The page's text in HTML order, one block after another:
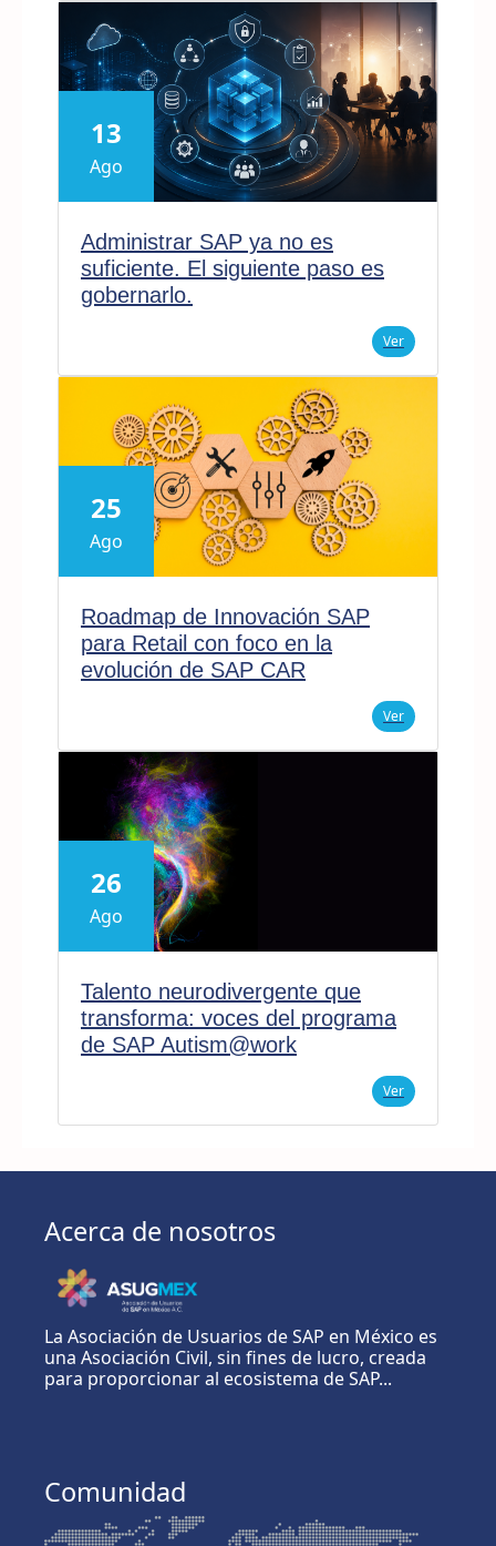
13
Ago
Administrar SAP ya no es
suficiente. El siguiente paso es
gobernarlo.
Ver
25
Ago
Roadmap de Innovación SAP
para Retail con foco en la
evolución de SAP CAR
Ver
26
Ago
Talento neurodivergente que
transforma: voces del programa
de SAP Autism@work
Ver
Acerca de nosotros
La Asociación de Usuarios de SAP en México es
una Asociación Civil, sin fines de lucro, creada
para proporcionar al ecosistema de SAP...
Comunidad